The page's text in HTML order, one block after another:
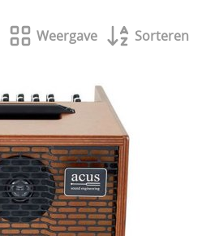
Weergave Sorteren